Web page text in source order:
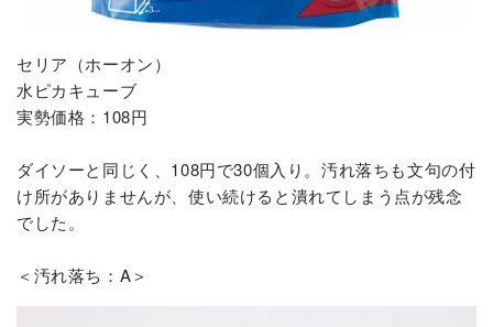
セリア（ホーオン）
水ピカキューブ
実勢価格：108円
ダイソーと同じく、108円で30個入り。汚れ落ちも文句の付
け所がありませんが、使い続けると潰れてしまう点が残念
でした。
＜汚れ落ち：A＞